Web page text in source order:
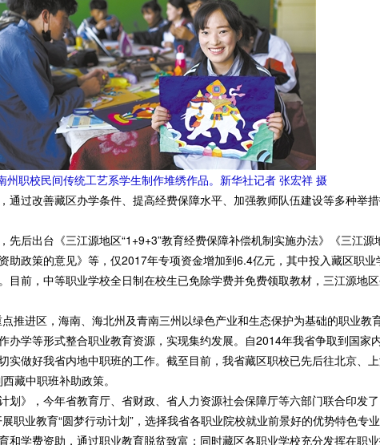
州职校民间传统工艺系学生制作堆绣作品。新华社记者 张宏祥 摄
过改善藏区办学条件、提高经费保障水平、加强教师队伍建设等多种举
后出台《三江源地区“1+9+3”教育经费保障补偿机制实施办法》《三江源
助政策的意见》等，仅2017年专项资金增加到6.4亿元，其中投入藏区职
目前，中等职业学校全日制在校生已免除学费并免费领取教材，三江源地
进区，海南、海北州及青南三州以绿色产业和生态保护为基础的职业教
办学等形式整合职业教育资源，实现集约发展。自2014年我省争取到国家
实做好我省内地中职班的工作。截至目前，我省藏区职校已先后往北京、
藏中职班补助政策。
》，今年省教育厅、省财政、省人力资源社会保障厅等六部门联合印发
职业教育“圆梦行动计划”，选择我省各职业院校就业前景好的优势特色专
和学费资助，通过职业教育脱贫致富；同时藏区各职业学校充分发挥在职